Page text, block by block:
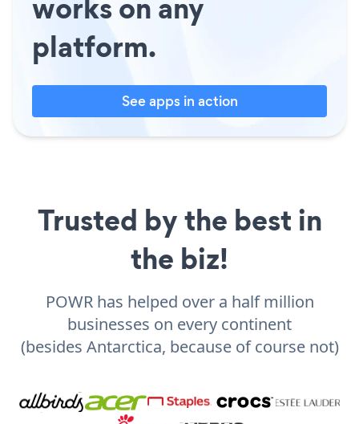
platform.
See apps in action
Trusted by the best in
the biz!
POWR has helped over a half million
businesses on every continent
(besides Antarctica, because of course not)